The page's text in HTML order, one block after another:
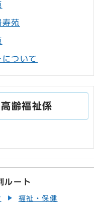
寿苑
ついて
齢福祉係
ルート
福祉・保健